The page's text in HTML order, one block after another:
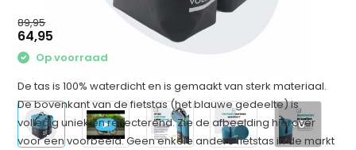
+6
89,95
64,95
Op voorraad
De tas is 100% waterdicht en is gemaakt van sterk materiaal.
De bovenkant van de fietstas (het blauwe gedeelte) is
volledig uniek en reflecterend. Zie de afbeelding hierover
voor een voorbeeld. Geen enkele andere fietstas in de markt